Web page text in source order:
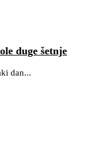
duge šetnje
dan...